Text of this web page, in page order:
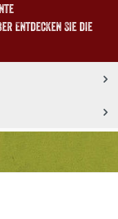
Entdecken Sie die